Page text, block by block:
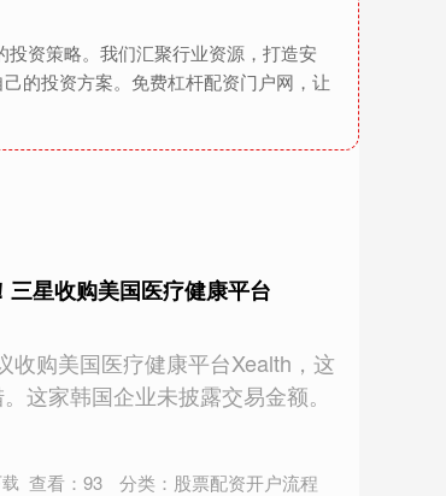
资策略。我们汇聚行业资源，打造安
的投资方案。免费杠杆配资门户网，让
星收购美国医疗健康平台
收购美国医疗健康平台Xealth，这
这家韩国企业未披露交易金额。
查看：93 分类： 股票配资开户流程